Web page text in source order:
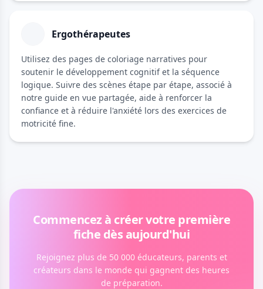
Ergothérapeutes
Utilisez des pages de coloriage narratives pour
soutenir le développement cognitif et la séquence
logique. Suivre des scènes étape par étape, associé à
notre guide en vue partagée, aide à renforcer la
confiance et à réduire l'anxiété lors des exercices de
motricité fine.
Commencez à créer votre première
fiche dès aujourd'hui
Rejoignez plus de 50 000 éducateurs, parents et
créateurs dans le monde qui gagnent des heures
de préparation.